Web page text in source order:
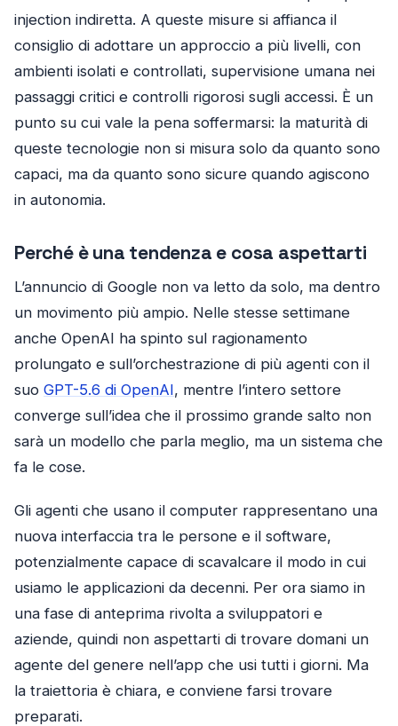
injection indiretta. A queste misure si affianca il
consiglio di adottare un approccio a più livelli, con
ambienti isolati e controllati, supervisione umana nei
passaggi critici e controlli rigorosi sugli accessi. È un
punto su cui vale la pena soffermarsi: la maturità di
queste tecnologie non si misura solo da quanto sono
capaci, ma da quanto sono sicure quando agiscono
in autonomia.
Perché è una tendenza e cosa aspettarti
L’annuncio di Google non va letto da solo, ma dentro
un movimento più ampio. Nelle stesse settimane
anche OpenAI ha spinto sul ragionamento
prolungato e sull’orchestrazione di più agenti con il
suo GPT-5.6 di OpenAI, mentre l’intero settore
converge sull’idea che il prossimo grande salto non
sarà un modello che parla meglio, ma un sistema che
fa le cose.
Gli agenti che usano il computer rappresentano una
nuova interfaccia tra le persone e il software,
potenzialmente capace di scavalcare il modo in cui
usiamo le applicazioni da decenni. Per ora siamo in
una fase di anteprima rivolta a sviluppatori e
aziende, quindi non aspettarti di trovare domani un
agente del genere nell’app che usi tutti i giorni. Ma
la traiettoria è chiara, e conviene farsi trovare
preparati.